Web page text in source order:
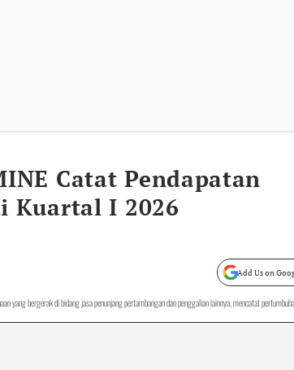
Catat Pendapatan
Kuartal I 2026
Add Us on
yang bergerak di bidang jasa penunjang pertambangan dan penggalian lainnya, mencatat